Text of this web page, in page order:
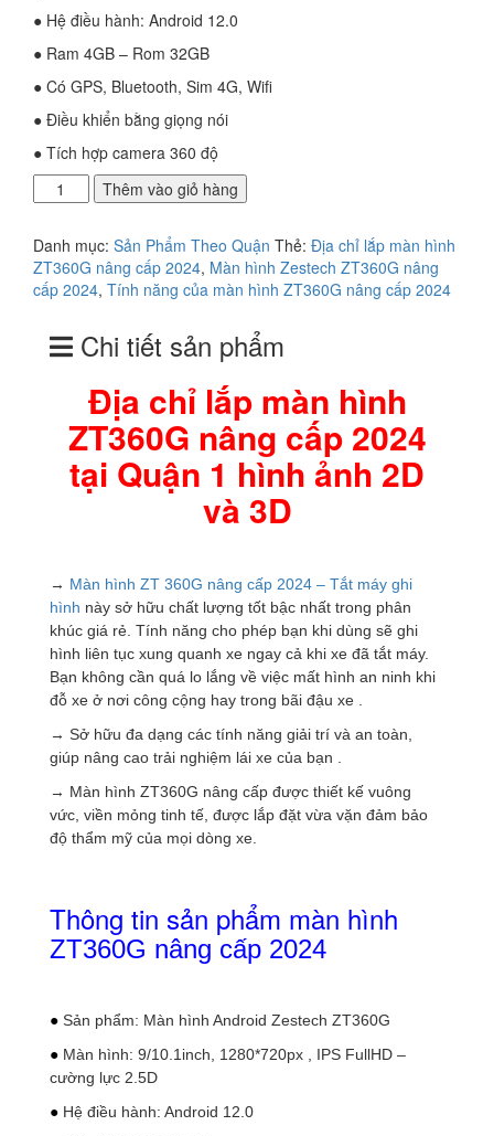
11.400.000₫.
● Hệ điều hành: Android 12.0
● Ram 4GB – Rom 32GB
● Có GPS, Bluetooth, Sim 4G, Wifi
● Điều khiển bằng giọng nói
● Tích hợp camera 360 độ
chỉ
màn
hình
ZT360G
cấp
2024
lượng
Thêm vào giỏ hàng
Danh mục: Sản Phẩm Theo Quận Thẻ: Địa chỉ lắp màn hình
ZT360G nâng cấp 2024, Màn hình Zestech ZT360G nâng
cấp 2024, Tính năng của màn hình ZT360G nâng cấp 2024
Chi tiết sản phẩm
Địa chỉ lắp màn hình
ZT360G nâng cấp 2024
tại Quận 1 hình ảnh 2D
và 3D
→ Màn hình ZT 360G nâng cấp 2024 – Tắt máy ghi
hình này sở hữu chất lượng tốt bậc nhất trong phân
khúc giá rẻ. Tính năng cho phép bạn khi dùng sẽ ghi
hình liên tục xung quanh xe ngay cả khi xe đã tắt máy.
Bạn không cần quá lo lắng về việc mất hình an ninh khi
đỗ xe ở nơi công cộng hay trong bãi đậu xe .
→ Sở hữu đa dạng các tính năng giải trí và an toàn,
giúp nâng cao trải nghiệm lái xe của bạn .
→ Màn hình ZT360G nâng cấp được thiết kế vuông
vức, viền mỏng tinh tế, được lắp đặt vừa vặn đảm bảo
độ thẩm mỹ của mọi dòng xe.
Thông tin sản phẩm màn hình
ZT360G nâng cấp 2024
● Sản phẩm: Màn hình Android Zestech ZT360G
● Màn hình: 9/10.1inch, 1280*720px , IPS FullHD –
cường lực 2.5D
● Hệ điều hành: Android 12.0